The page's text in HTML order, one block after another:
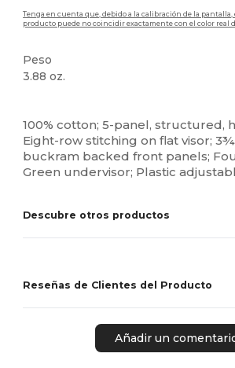
Tenga en cuenta que, debido a la calibración de la pantalla,
producto puede no coincidir exactamente con el color real
Peso
3.88 oz.
100% cotton; 5-panel, structured,
Eight-row stitching on flat visor;
buckram backed front panels;
Green undervisor; Plastic
Descubre otros productos
Reseñas de Clientes del Producto
Añadir un